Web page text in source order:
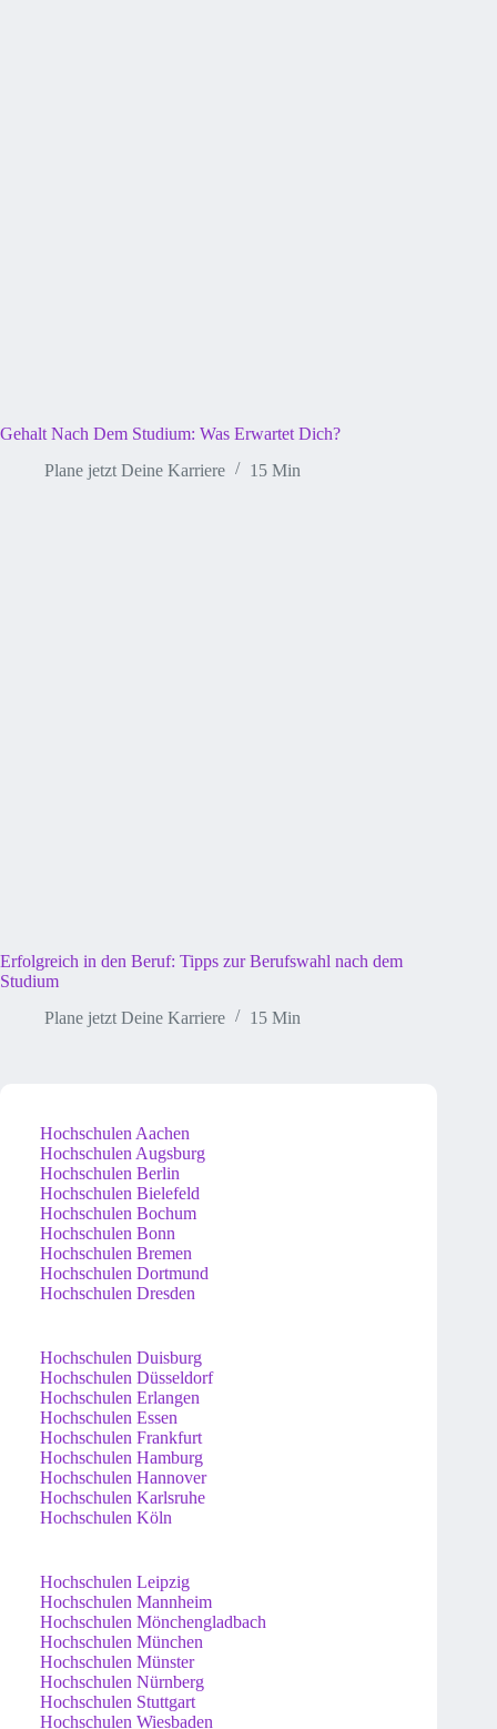
Gehalt Nach Dem Studium: Was Erwartet Dich?
Plane jetzt Deine Karriere
15 Min
Erfolgreich in den Beruf: Tipps zur Berufswahl nach dem
Studium
Plane jetzt Deine Karriere
15 Min
Hochschulen Aachen
Hochschulen Augsburg
Hochschulen Berlin
Hochschulen Bielefeld
Hochschulen Bochum
Hochschulen Bonn
Hochschulen Bremen
Hochschulen Dortmund
Hochschulen Dresden
Hochschulen Duisburg
Hochschulen Düsseldorf
Hochschulen Erlangen
Hochschulen Essen
Hochschulen Frankfurt
Hochschulen Hamburg
Hochschulen Hannover
Hochschulen Karlsruhe
Hochschulen Köln
Hochschulen Leipzig
Hochschulen Mannheim
Hochschulen Mönchengladbach
Hochschulen München
Hochschulen Münster
Hochschulen Nürnberg
Hochschulen Stuttgart
Hochschulen Wiesbaden